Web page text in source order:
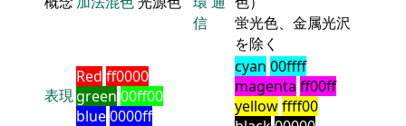
信
蛍光色、金属光沢
を除く
表現
Red ff0000
green 00ff00
blue0000ff
cyan 00ffff
magenta ff00ff
yellowffff00